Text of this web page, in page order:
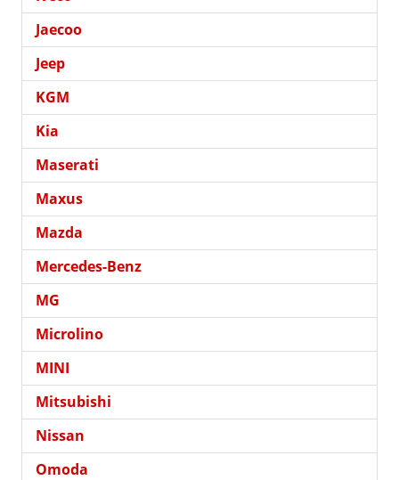
Jaecoo
Jeep
KGM
Kia
Maserati
Maxus
Mazda
Mercedes-Benz
MG
Microlino
MINI
Mitsubishi
Nissan
Omoda